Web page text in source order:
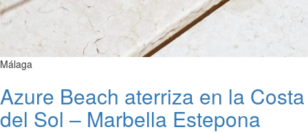
Málaga
Azure Beach aterriza en la Costa
del Sol – Marbella Estepona